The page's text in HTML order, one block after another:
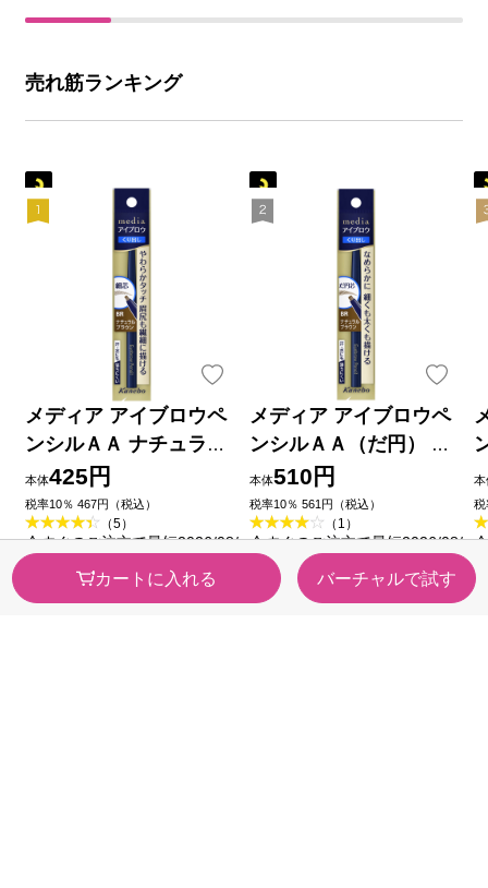
カートに入れる バーチャルで試す
売れ筋ランキング
メディア アイブロウペ
ンシルＡＡ ナチュラル
ブラウン ＢＲ カネボウ
化粧品
本体425円
税率10％ 467円（税込）
（5）
今すぐのご注文で最短2026/08/
メディア アイブロウペ
ンシルＡＡ（だ円） ナ
チュラルブラウン ＢＲ
カネボウ化粧品
本体510円
税率10％ 561円（税込）
（1）
今すぐのご注文で最短2026/08/
09に届きます
本
税